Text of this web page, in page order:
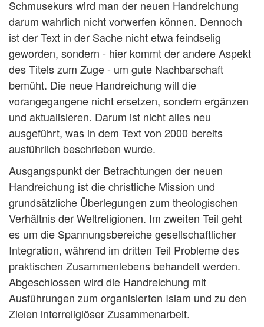
Schmusekurs wird man der neuen Handreichung
darum wahrlich nicht vorwerfen können. Dennoch
ist der Text in der Sache nicht etwa feindselig
geworden, sondern - hier kommt der andere Aspekt
des Titels zum Zuge - um gute Nachbarschaft
bemüht. Die neue Handreichung will die
vorangegangene nicht ersetzen, sondern ergänzen
und aktualisieren. Darum ist nicht alles neu
ausgeführt, was in dem Text von 2000 bereits
ausführlich beschrieben wurde.
Ausgangspunkt der Betrachtungen der neuen
Handreichung ist die christliche Mission und
grundsätzliche Überlegungen zum theologischen
Verhältnis der Weltreligionen. Im zweiten Teil geht
es um die Spannungsbereiche gesellschaftlicher
Integration, während im dritten Teil Probleme des
praktischen Zusammenlebens behandelt werden.
Abgeschlossen wird die Handreichung mit
Ausführungen zum organisierten Islam und zu den
Zielen interreligiöser Zusammenarbeit.